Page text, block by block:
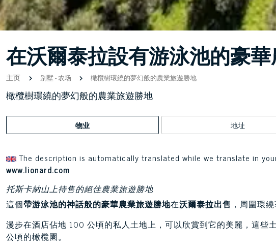
在沃爾泰拉設有游泳池的豪
主页 别墅-农场 橄欖樹環繞的夢幻般的農業旅遊勝地
橄欖樹環繞的夢幻般的農業旅遊勝地
物业 地址
The description is automatically translated while we translate in
www.lionard.com
托斯卡納山上待售的絕佳農業旅遊勝地
這個帶游泳池的神話般的豪華農業旅遊勝地在沃爾泰拉出售 ，周圍環
漫步在酒店佔地 100 公頃的私人土地上，可以欣賞到它的美麗，這些
公頃的橄欖園。